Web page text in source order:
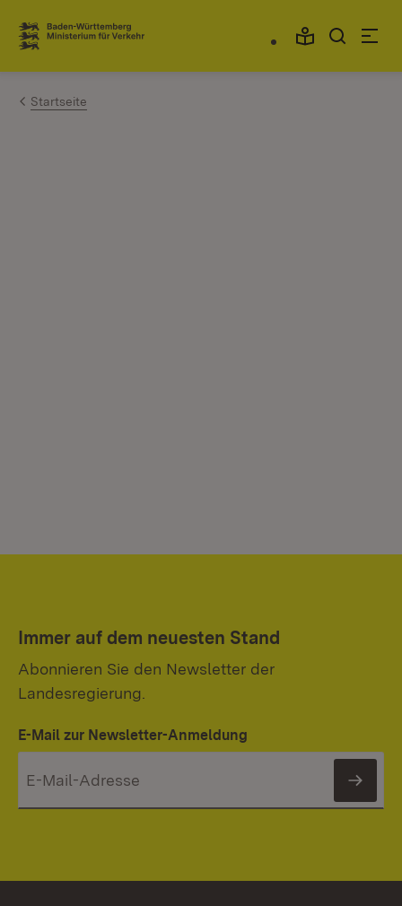
Zum Inhalt springen
Link zur Startseite
Startseite
Immer auf dem neuesten Stand
Abonnieren Sie den Newsletter der
Landesregierung.
E-Mail zur Newsletter-Anmeldung